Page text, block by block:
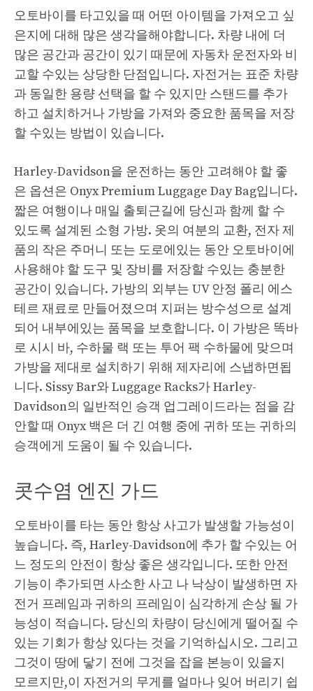
오토바이를 타고있을 때 어떤 아이템을 가져오고 싶
은지에 대해 많은 생각을해야합니다. 차량 내에 더
많은 공간과 공간이 있기 때문에 자동차 운전자와 비
교할 수있는 상당한 단점입니다. 자전거는 표준 차량
과 동일한 용량 선택을 할 수 있지만 스탠드를 추가
하고 설치하거나 가방을 가져와 중요한 품목을 저장
할 수있는 방법이 있습니다.
Harley-Davidson을 운전하는 동안 고려해야 할 좋
은 옵션은 Onyx Premium Luggage Day Bag입니다.
짧은 여행이나 매일 출퇴근길에 당신과 함께 할 수
있도록 설계된 소형 가방. 옷의 여분의 교환, 전자 제
품의 작은 주머니 또는 도로에있는 동안 오토바이에
사용해야 할 도구 및 장비를 저장할 수있는 충분한
공간이 있습니다. 가방의 외부는 UV 안정 폴리 에스
테르 재료로 만들어졌으며 지퍼는 방수성으로 설계
되어 내부에있는 품목을 보호합니다. 이 가방은 똑바
로 시시 바, 수하물 랙 또는 투어 팩 수하물에 맞으며
가방을 제대로 설치하기 위해 제자리에 스냅하면됩
니다. Sissy Bar와 Luggage Racks가 Harley-
Davidson의 일반적인 승객 업그레이드라는 점을 감
안할 때 Onyx 백은 더 긴 여행 중에 귀하 또는 귀하의
승객에게 도움이 될 수 있습니다.
콧수염 엔진 가드
오토바이를 타는 동안 항상 사고가 발생할 가능성이
높습니다. 즉, Harley-Davidson에 추가 할 수있는 어
느 정도의 안전이 항상 좋은 생각입니다. 또한 안전
기능이 추가되면 사소한 사고 나 낙상이 발생하면 자
전거 프레임과 귀하의 프레임이 심각하게 손상 될 가
능성이 적습니다. 당신의 차량이 당신에게 떨어질 수
있는 기회가 항상 있다는 것을 기억하십시오. 그리고
그것이 땅에 닿기 전에 그것을 잡을 본능이 있을지
모르지만,이 자전거의 무게를 얼마나 잊어 버리기 쉽